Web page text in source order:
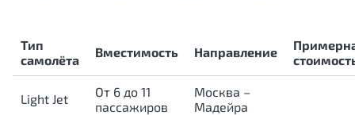
Тип
самолёта
Вместимость Направление
Light Jet
От 6 до 11
пассажиров
Москва –
Мадейра